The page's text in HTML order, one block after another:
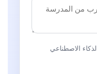
الاصطناعي